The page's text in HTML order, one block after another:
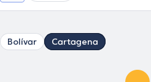
Bolívar Cartagena